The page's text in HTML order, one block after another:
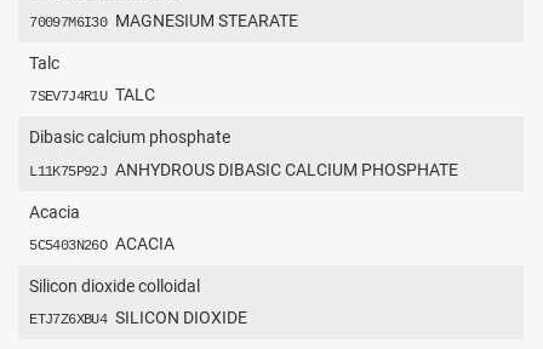
70097M6I30 MAGNESIUM STEARATE
Talc
7SEV7J4R1U TALC
Dibasic calcium phosphate
L11K75P92J ANHYDROUS DIBASIC CALCIUM PHOSPHATE
Acacia
5C5403N26O ACACIA
Silicon dioxide colloidal
ETJ7Z6XBU4 SILICON DIOXIDE